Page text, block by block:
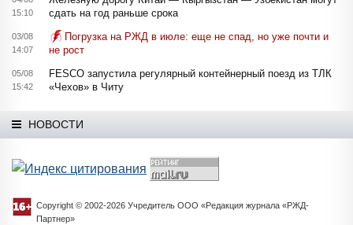
15:10
сдать на год раньше срока
03/08
14:07
Погрузка на РЖД в июле: еще не спад, но уже почти и
не рост
05/08
15:42
FESCO запустила регулярный контейнерный поезд из ТЛК
«Чехов» в Читу
НОВОСТИ
Copyright © 2002-2026 Учредитель ООО «Редакция журнала «РЖД-
Партнер»